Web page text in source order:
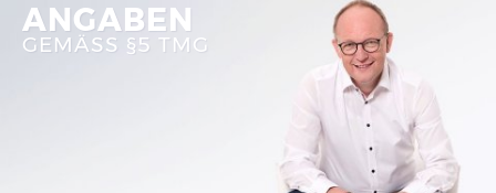
ANGABEN
GEMÄSS §5 TMG